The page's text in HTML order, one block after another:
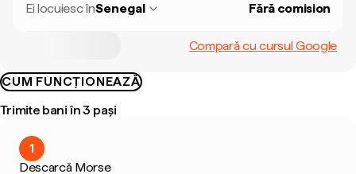
Ei locuiesc înSenegal Fără comision
Compară cu cursul Google
CUM FUNCȚIONEAZĂ
Trimite bani în 3 pași
1
Descarcă Morse